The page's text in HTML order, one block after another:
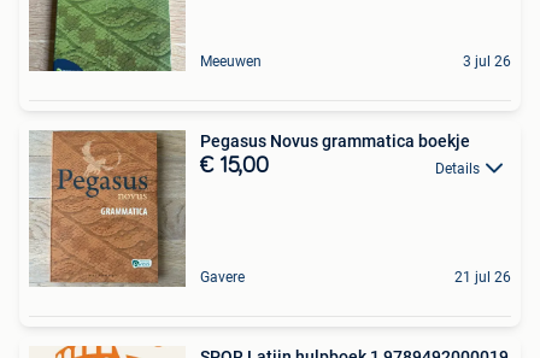
Meeuwen 3 jul 26
Pegasus Novus grammatica boekje
€ 15,00 Details
Gavere 21 jul 26